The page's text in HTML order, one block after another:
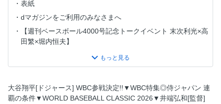
表紙
dマガジンをご利用のみなさまへ
【週刊ベースボール4000号記念トークイベント 末次利光×高
田繁×堀内恒夫】
WBC特集◎侍ジャパン 連覇の条件
侍ジャパンと大谷がもたらした“真”の世界一決定戦の実現
日本代表WBC全史
2026WBC主なルール＆日程
大谷翔平[ドジャース] WBC参戦決定!!▼WBC特集◎侍ジャパン 連
覇の条件▼WORLD BASEBALL CLASSIC 2026▼井端弘和[監督]